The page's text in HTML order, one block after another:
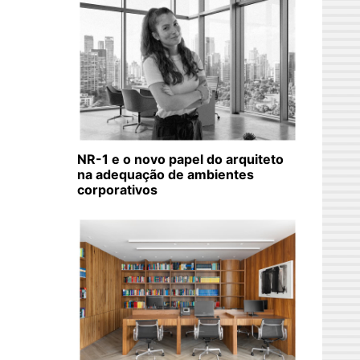
NR-1 e o novo papel do arquiteto
na adequação de ambientes
corporativos